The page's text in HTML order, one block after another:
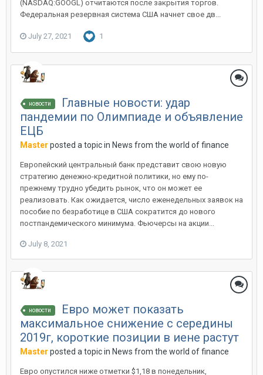
(NASDAQ:GOOGL) отчитаются после закрытия торгов.
Федеральная резервная система США начнет свое дв...
July 27, 2021 1
новости
Главные новости: удар
пандемии по Олимпиаде и объявление
ЕЦБ
Master posted a topic in News from the world of finance
Европейский центральный банк представит свою новую
стратегию денежно-кредитной политики, но ему по-
прежнему трудно убедить рынок, что он может ее
реализовать. Как ожидается, число еженедельных заявок на
пособие по безработице в США сократится до нового
постпандемического минимума. Фьючерсы на акции...
July 8, 2021
новости
Евро может показать
максимальное снижение с середины
2019г, короткие позиции в иене растут
Master posted a topic in News from the world of finance
Евро опустился ниже отметки $1,18 в понедельник,